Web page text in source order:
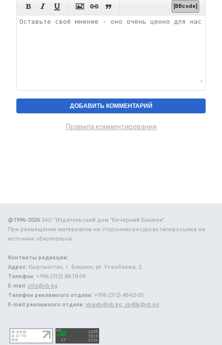
      [BBcode]
Правила комментирования
@1996-2026ЗАО "Издательский дом "Вечерний Бишкек"
При размещении материалов на сторонних ресурсах гиперссылка на
источник обязательна.
Контакты редакции:
Адрес: Кыргызстан, г. Бишкек, ул. Усенбаева, 2.
Телефон: +996 (312) 88-18-09.
E-mail: info@vb.kg
Телефон рекламного отдела: +996 (312) 48-62-03.
E-mail рекламного отдела: vbavto@vb.kg, vb48k@vb.kg